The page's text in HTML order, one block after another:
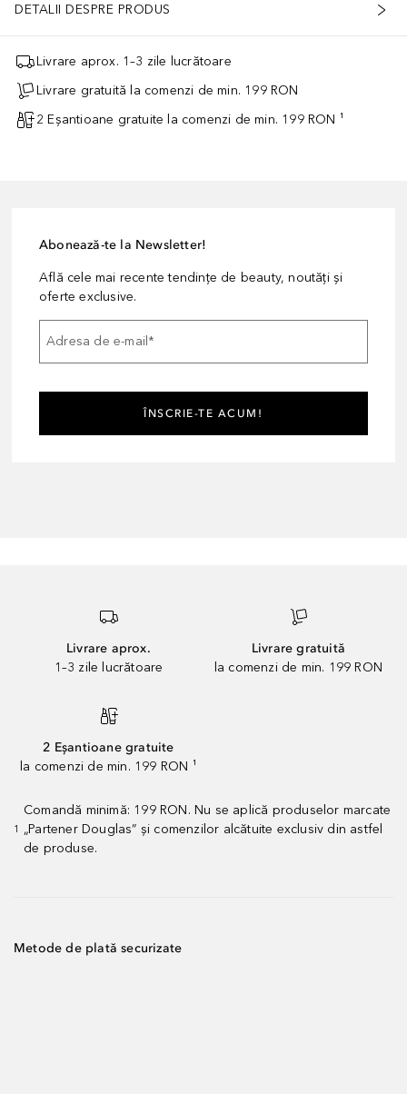
DETALII DESPRE PRODUS
Livrare aprox. 1–3 zile lucrătoare
Livrare gratuită la comenzi de min. 199 RON
2 Eșantioane gratuite la comenzi de min. 199 RON ¹
Abonează-te la Newsletter!
Află cele mai recente tendințe de beauty, noutăți și
oferte exclusive.
Adresa de e-mail*
ÎNSCRIE-TE ACUM!
Livrare aprox.
1–3 zile lucrătoare
Livrare gratuită
la comenzi de min. 199 RON
2 Eșantioane gratuite
la comenzi de min. 199 RON ¹
1
Comandă minimă: 199 RON. Nu se aplică produselor marcate
„Partener Douglas” și comenzilor alcătuite exclusiv din astfel
de produse.
Metode de plată securizate